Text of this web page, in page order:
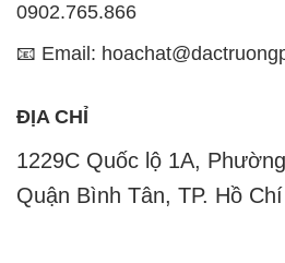
0902.765.866
📧 Email:
ĐỊA CHỈ
1229C Quốc lộ 1A,
Quận Bình Tân, TP. Hồ